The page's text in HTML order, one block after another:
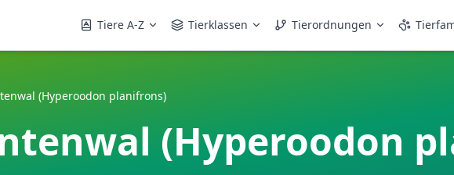
Tiere A-Z Tierklassen Tierordnungen
(Hyperoodon planifrons)
(Hyperoodon